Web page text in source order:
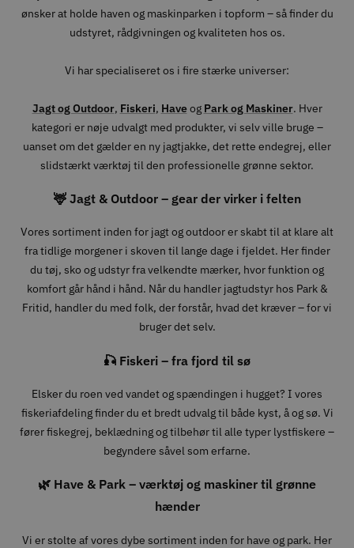
ønsker at holde haven og maskinparken i topform – så finder du
udstyret, rådgivningen og kvaliteten hos os.
Vi har specialiseret os i fire stærke universer:
Jagt og Outdoor, Fiskeri, Haveog Park og Maskiner. Hver
kategori er nøje udvalgt med produkter, vi selv ville bruge –
uanset om det gælder en ny jagtjakke, det rette endegrej, eller
slidstærkt værktøj til den professionelle grønne sektor.
🦌 Jagt & Outdoor – gear der virker i felten
Vores sortiment inden for jagt og outdoor er skabt til at klare alt
fra tidlige morgener i skoven til lange dage i fjeldet. Her finder
du tøj, sko og udstyr fra velkendte mærker, hvor funktion og
komfort går hånd i hånd. Når du handler jagtudstyr hos Park &
Fritid, handler du med folk, der forstår, hvad det kræver – for vi
bruger det selv.
🎣 Fiskeri – fra fjord til sø
Elsker du roen ved vandet og spændingen i hugget? I vores
fiskeriafdeling finder du et bredt udvalg til både kyst, å og sø. Vi
fører fiskegrej, beklædning og tilbehør til alle typer lystfiskere –
begyndere såvel som erfarne.
🌿 Have & Park – værktøj og maskiner til grønne
hænder
Vi er stolte af vores dybe sortiment inden for have og park. Her